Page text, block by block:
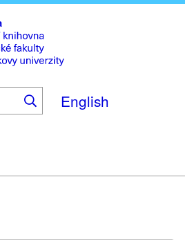
to
main
content
English
Digitalia